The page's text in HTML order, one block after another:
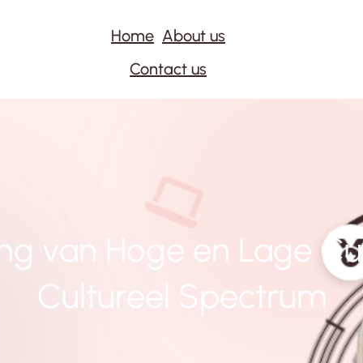
Home About us
Contact us
van Hoge en Lage
Cultureel Spectrum